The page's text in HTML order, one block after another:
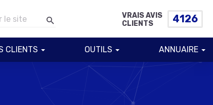
VRAIS AVIS
CLIENTS
4126
CLIENTS OUTILS ANNUAIRE